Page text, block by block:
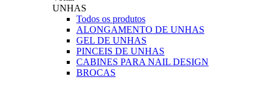
UNHAS
Todos os produtos
ALONGAMENTO DE UNHAS
GEL DE UNHAS
PINCEIS DE UNHAS
CABINES PARA NAIL DESIGN
BROCAS